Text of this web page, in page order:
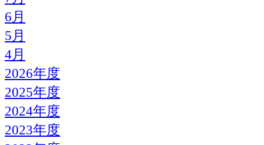
6月
5月
4月
2026年度
2025年度
2024年度
2023年度